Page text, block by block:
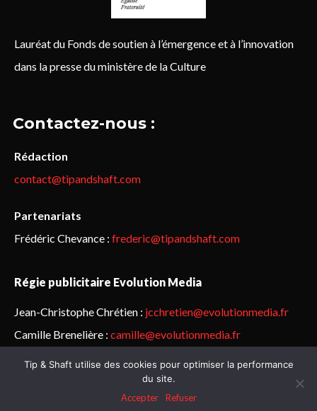
Lauréat du Fonds de soutien à l’émergence et à l’innovation
dans la presse du ministère de la Culture
Contactez-nous :
Rédaction
contact@tipandshaft.com
Partenariats
Frédéric Chevance : frederic@tipandshaft.com
Régie publicitaire Evolution Media
Jean-Christophe Chrétien : jcchretien@evolutionmedia.fr
Camille Brenelière : camille@evolutionmedia.fr
© Sailorz 2015-2025. Tous droits réservés.Mentions légales &
politique de confidentialité
Tip & Shaft utilise des cookies pour optimiser la performance
du site.
Accepter
Refuser